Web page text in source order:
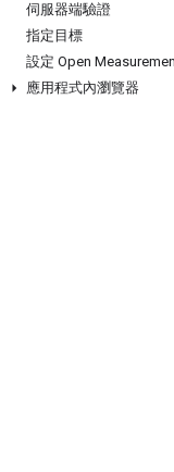
伺服器端驗證
指定目標
設定 Open
應用程式內瀏覽器